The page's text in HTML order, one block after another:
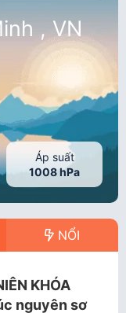
, VN
Áp suất
1008 hPa
NỔI
KHÓA
nguyên sơ